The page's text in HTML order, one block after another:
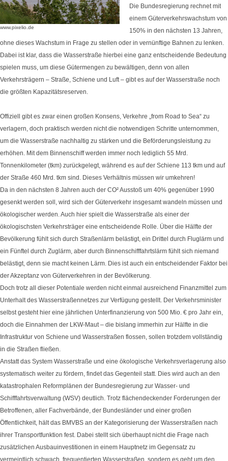
www.pixelio.de
Die Bundesregierung rechnet mit
einem Güterverkehrswachstum von
150% in den nächsten 13 Jahren,
ohne dieses Wachstum in Frage zu stellen oder in vernünftige Bahnen zu lenken.
Dabei ist klar, dass die Wasserstraße hierbei eine ganz entscheidende Bedeutung
spielen muss, um diese Gütermengen zu bewältigen, denn von allen
Verkehrsträgern – Straße, Schiene und Luft – gibt es auf der Wasserstraße noch
die größten Kapazitätsreserven.
Offiziell gibt es zwar einen großen Konsens, Verkehre „from Road to Sea“ zu
verlagern, doch praktisch werden nicht die notwendigen Schritte unternommen,
um die Wasserstraße nachhaltig zu stärken und die Beförderungsleistung zu
erhöhen. Mit dem Binnenschiff werden immer noch lediglich 55 Mrd.
Tonnenkilometer (tkm) zurückgelegt, während es auf der Schiene 113 tkm und auf
der Straße 460 Mrd. tkm sind. Dieses Verhältnis müssen wir umkehren!
Da in den nächsten 8 Jahren auch der CO² Ausstoß um 40% gegenüber 1990
gesenkt werden soll, wird sich der Güterverkehr insgesamt wandeln müssen und
ökologischer werden. Auch hier spielt die Wasserstraße als einer der
ökologischsten Verkehrsträger eine entscheidende Rolle. Über die Hälfte der
Bevölkerung fühlt sich durch Straßenlärm belästigt, ein Drittel durch Fluglärm und
ein Fünftel durch Zuglärm, aber durch Binnenschifffahrtslärm fühlt sich niemand
belästigt, denn sie macht keinen Lärm. Dies ist auch ein entscheidender Faktor bei
der Akzeptanz von Güterverkehren in der Bevölkerung.
Doch trotz all dieser Potentiale werden nicht einmal ausreichend Finanzmittel zum
Unterhalt des Wasserstraßennetzes zur Verfügung gestellt. Der Verkehrsminister
selbst gesteht hier eine jährlichen Unterfinanzierung von 500 Mio. € pro Jahr ein,
doch die Einnahmen der LKW-Maut – die bislang immerhin zur Hälfte in die
Infrastruktur von Schiene und Wasserstraßen flossen, sollen trotzdem vollständig
in die Straßen fließen.
Anstatt das System Wasserstraße und eine ökologische Verkehrsverlagerung also
systematisch weiter zu fördern, findet das Gegenteil statt. Dies wird auch an den
katastrophalen Reformplänen der Bundesregierung zur Wasser- und
Schifffahrtsverwaltung (WSV) deutlich. Trotz flächendeckender Forderungen der
Betroffenen, aller Fachverbände, der Bundesländer und einer großen
Öffentlichkeit, hält das BMVBS an der Kategorisierung der Wasserstraßen nach
ihrer Transportfunktion fest. Dabei stellt sich überhaupt nicht die Frage nach
zusätzlichen Ausbauinvestitionen in einem Hauptnetz im Gegensatz zu
vermeintlich schwach frequentierten Wasserstraßen, sondern es geht um den